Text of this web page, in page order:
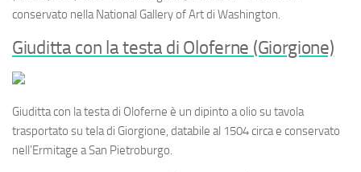
conservato nella National Gallery of Art di Washington.
Giuditta con la testa di Oloferne (Giorgione)
Giuditta con la testa di Oloferne è un dipinto a olio su tavola
trasportato su tela di Giorgione, databile al 1504 circa e conservato
nell’Ermitage a San Pietroburgo.